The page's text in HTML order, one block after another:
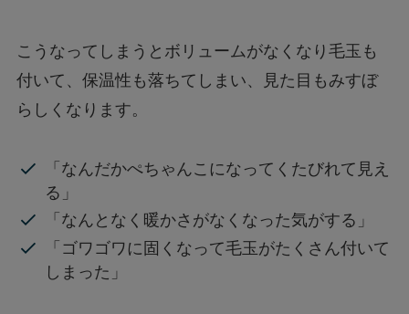
こうなってしまうとボリュームがなくなり毛玉も
付いて、保温性も落ちてしまい、見た目もみすぼ
らしくなります。
「なんだかぺちゃんこになってくたびれて見え
る」
「なんとなく暖かさがなくなった気がする」
「ゴワゴワに固くなって毛玉がたくさん付いて
しまった」